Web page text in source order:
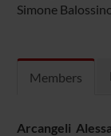
Simone
Members
Arcangeli